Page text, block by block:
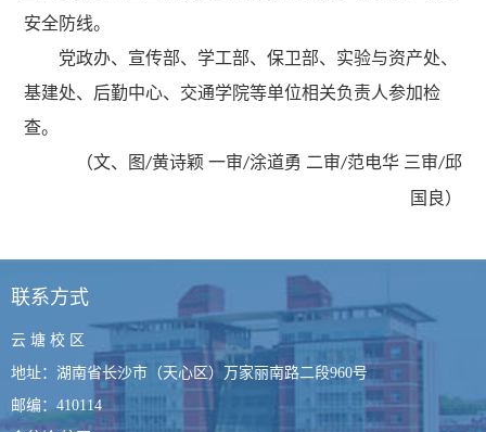
安全防线。
党政办、宣传部、学工部、保卫部、实验与资产处、
基建处、后勤中心、交通学院等单位相关负责人参加检
查。
（文、图/黄诗颖 一审/涂道勇 二审/范电华 三审/邱
国良）
联系方式
云 塘 校 区
地址：湖南省长沙市（天心区）万家丽南路二段960号
邮编：410114